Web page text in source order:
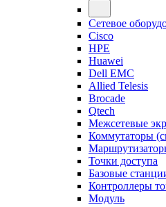
Сетевое
Cisco
HPE
Huawei
Dell EMC
Allied Telesis
Brocade
Qtech
Межсетевые
Коммутаторы
Точки доступа
Базовые
Контроллеры
Модуль